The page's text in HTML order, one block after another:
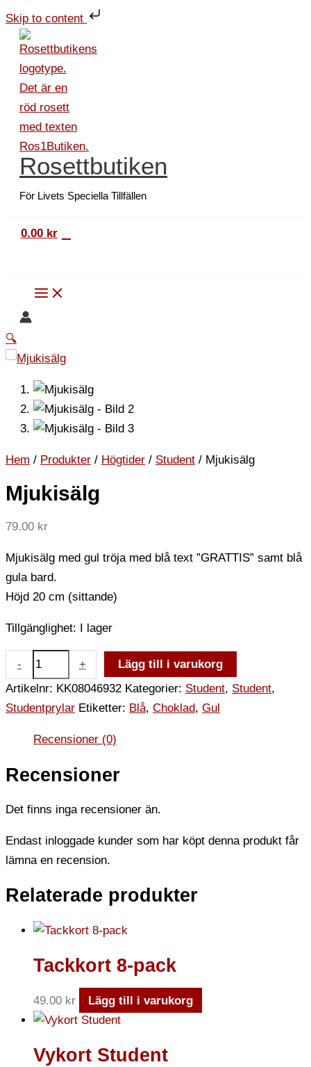
Skip to content
till
innehåll
Rosettbutiken
För Livets Speciella Tillfällen
0.00 kr
🔍
Hem / Produkter / Högtider / Student / Mjukisälg
Mjukisälg
79.00 kr
Mjukisälg med gul tröja med blå text ”GRATTIS” samt blå
gula bard.
Höjd 20 cm (sittande)
Tillgänglighet: I lager
-
mängd
+
Lägg till i varukorg
Artikelnr: KK08046932 Kategorier: Student, Student,
Studentprylar Etiketter: Blå, Choklad, Gul
Recensioner (0)
Recensioner
Det finns inga recensioner än.
Endast inloggade kunder som har köpt denna produkt får
lämna en recension.
Relaterade produkter
Tackkort 8-pack
49.00 kr Lägg till i varukorg
Vykort Student